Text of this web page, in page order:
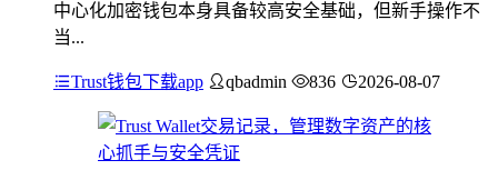
中心化加密钱包本身具备较高安全基础，但新手操作不
当...
Trust钱包下载app qbadmin 836 2026-08-07